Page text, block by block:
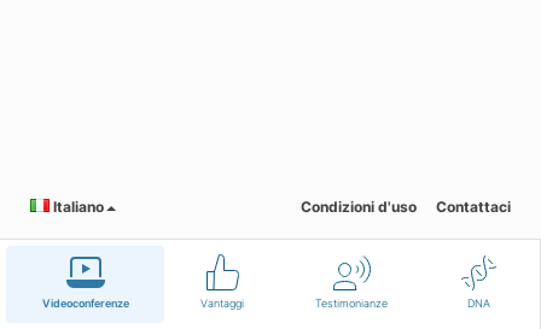
Videoconferenze Vantaggi Testimonianze DNA
Italiano Condizioni d'uso Contattaci